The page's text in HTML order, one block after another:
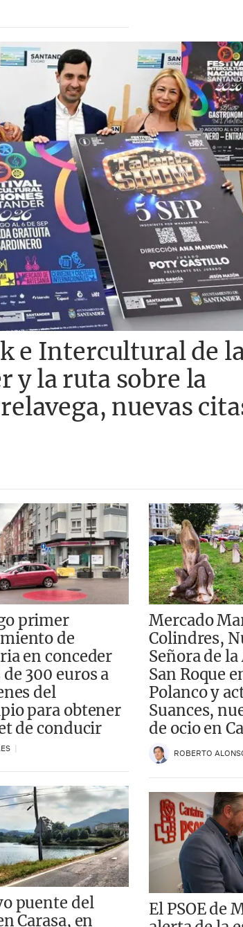
e Intercultural de
y la ruta sobre la
nuevas
primer
de
en conceder
300 euros a
del
para obtener
de conducir
puente del
Carasa, en
Mercado
Colindres,
Señora de
San Roque
Polanco y
Suances,
de ocio en
ROBERTO
El PSOE de